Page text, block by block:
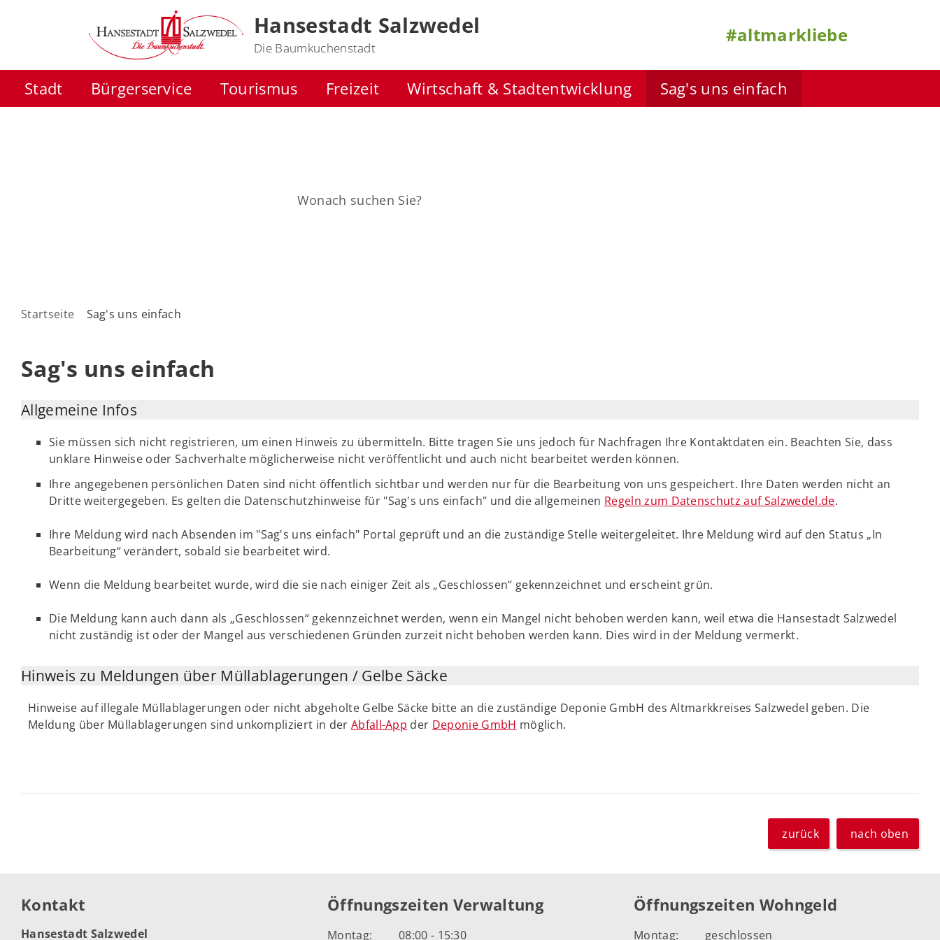
Hansestadt Salzwedel
Die Baumkuchenstadt
#altmarkliebe
Stadt Bürgerservice Tourismus Freizeit Wirtschaft & Stadtentwicklung Sag's uns einfach
Startseite Sag's uns einfach
Sag's uns einfach
Allgemeine Infos
Sie müssen sich nicht registrieren, um einen Hinweis zu übermitteln. Bitte tragen Sie uns jedoch für Nachfragen Ihre Kontaktdaten ein. Beachten Sie, dass
unklare Hinweise oder Sachverhalte möglicherweise nicht veröffentlicht und auch nicht bearbeitet werden können.
Ihre angegebenen persönlichen Daten sind nicht öffentlich sichtbar und werden nur für die Bearbeitung von uns gespeichert. Ihre Daten werden nicht an
Dritte weitergegeben. Es gelten die Datenschutzhinweise für "Sag's uns einfach" und die allgemeinen Regeln zum Datenschutz auf Salzwedel.de.
Ihre Meldung wird nach Absenden im "Sag's uns einfach" Portal geprüft und an die zuständige Stelle weitergeleitet. Ihre Meldung wird auf den Status „In
Bearbeitung“ verändert, sobald sie bearbeitet wird.
Wenn die Meldung bearbeitet wurde, wird die sie nach einiger Zeit als „Geschlossen“ gekennzeichnet und erscheint grün.
Die Meldung kann auch dann als „Geschlossen“ gekennzeichnet werden, wenn ein Mangel nicht behoben werden kann, weil etwa die Hansestadt Salzwedel
nicht zuständig ist oder der Mangel aus verschiedenen Gründen zurzeit nicht behoben werden kann. Dies wird in der Meldung vermerkt.
Hinweis zu Meldungen über Müllablagerungen / Gelbe Säcke
Hinweise auf illegale Müllablagerungen oder nicht abgeholte Gelbe Säcke bitte an die zuständige Deponie GmbH des Altmarkkreises Salzwedel geben. Die
Meldung über Müllablagerungen sind unkompliziert in der Abfall-App der Deponie GmbH möglich.
zurück nach oben
Kontakt
Hansestadt Salzwedel
Öffnungszeiten Verwaltung
Montag: 08:00 - 15:30
Öffnungszeiten Wohngeld
Montag: geschlossen